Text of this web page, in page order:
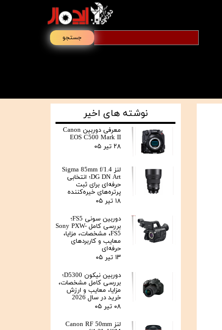
جستجو
نوشته های اخیر
معرفی دوربین Canon
EOS C500 Mark II
۲۸ تیر ۰۵
لنز Sigma 85mm f/1.4
DG DN Art؛ انتخابی
حرفه‌ای برای ثبت
پرتره‌های خیره‌کننده
۱۸ تیر ۰۵
دوربین سونی FS5؛
بررسی کامل Sony PXW-
FS5، مشخصات، مزایا،
معایب و کاربردهای
حرفه‌ای
۱۳ تیر ۰۵
دوربین نیکون D5300؛
بررسی کامل مشخصات،
مزایا، معایب و ارزش
خرید در سال 2026
۰۸ تیر ۰۵
لنز Canon RF 50mm